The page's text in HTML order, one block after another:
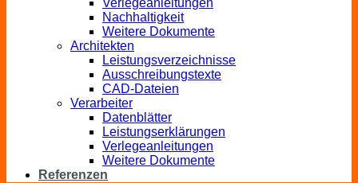
Verlegeanleitungen
Nachhaltigkeit
Weitere Dokumente
Architekten
Leistungsverzeichnisse
Ausschreibungstexte
CAD-Dateien
Verarbeiter
Datenblätter
Leistungserklärungen
Verlegeanleitungen
Weitere Dokumente
Referenzen